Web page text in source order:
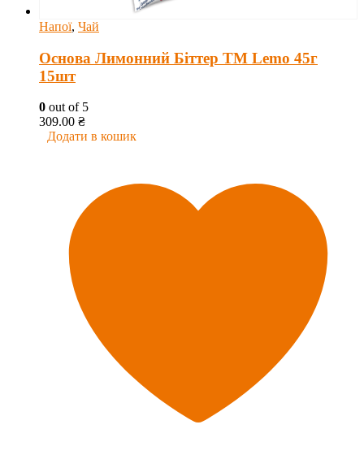
Напої, Чай
Основа Лимонний Біттер ТМ Lemo 45г
15шт
0 out of 5
309.00 ₴
Додати в кошик